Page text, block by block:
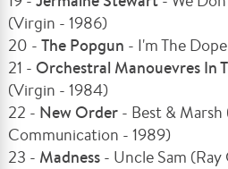
(Virgin - 1986)
20 -The Popgun - I'm The
21 - Orchestral Manouevres In
(Virgin - 1984)
22 - New Order - Best &
Communication - 1989)
23 - Madness - Uncle Sam